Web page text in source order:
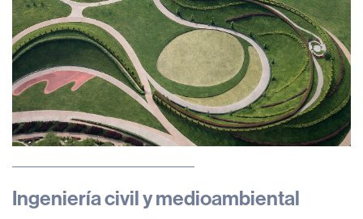
Ingeniería civil y medioambiental